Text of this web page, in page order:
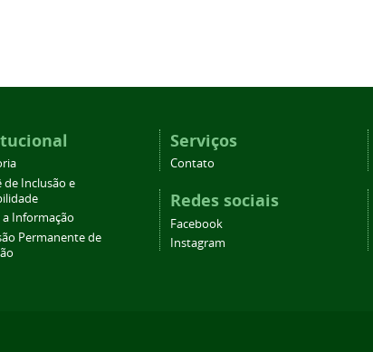
de Inclusão e
a Informação
Permanente de
Serviços
Contato
Redes sociais
Facebook
Instagram